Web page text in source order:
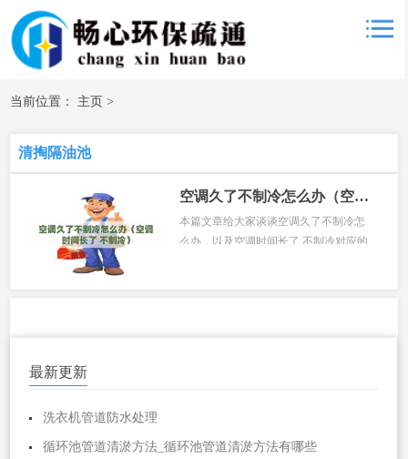
当前位置： 主页 >
清掏隔油池
空调久了不制冷怎么办（空调时间长了 不制冷）
本篇文章给大家谈谈空调久了不制冷怎
么办，以及空调时间长了 不制冷对应的
最新更新
洗衣机管道防水处理
循环池管道清淤方法_循环池管道清淤方法有哪些